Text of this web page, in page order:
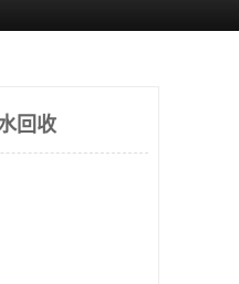
回收